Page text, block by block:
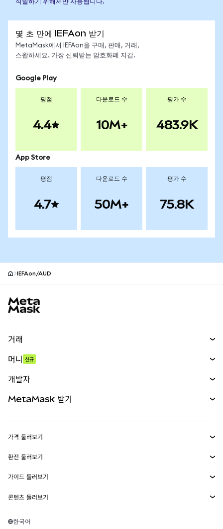
식별하기 위해서만 사용됩니다.
몇 초 만에 IEFAon 받기
MetaMask에서 IEFAon을 구매, 판매, 거래,
스왑하세요. 가장 신뢰받는 암호화폐 지갑.
Google Play
평점
4.4
다운로드 수
10M+
평가 수
483.9K
App Store
평점
4.7
다운로드 수
50M+
평가 수
75.8K
IEFAon/AUD
거래
무기한 선물
실물자산
머니 신규
개발자
MetaMask Connect
Snaps
웹3 서비스
MetaMask 받기
보안
고객 지원
채용
가격 둘러보기
이더리움 가격
솔라나 가격
테더 가격
환전 둘러보기
ETH를 USD로 환전
USDT를 INR로 환전
BTC를 INR로 환전
가이드 둘러보기
ETH 매수
콘텐츠 둘러보기
솔라나 지갑
한국어